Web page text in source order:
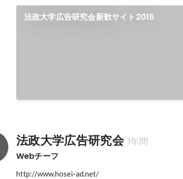
法政大学広告研究会新歓サイト2016
法政大学広告研究会 1年間
Webチーフ
http://www.hosei-ad.net/